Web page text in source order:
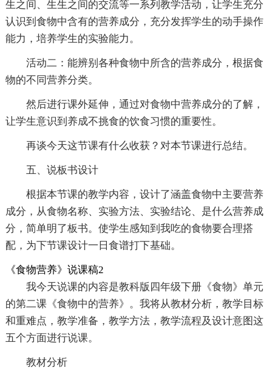
生之间、生生之间的交流等一系列教学活动，让学生充分
认识到食物中含有的营养成分，充分发挥学生的动手操作
能力，培养学生的实验能力。
活动二：能辨别各种食物中所含的营养成分，根据食
物的不同营养分类。
然后进行课外延伸，通过对食物中营养成分的了解，
让学生意识到养成不挑食的饮食习惯的重要性。
再谈今天这节课有什么收获？对本节课进行总结。
五、说板书设计
根据本节课的教学内容，设计了涵盖食物中主要营养
成分，从食物名称、实验方法、实验结论、是什么营养成
分，简单明了板书。使学生感知到我吃的食物要合理搭
配，为下节课设计一日食谱打下基础。
《食物营养》说课稿2
我今天说课的内容是教科版四年级下册《食物》单元
的第二课《食物中的营养》。我将从教材分析，教学目标
和重难点，教学准备，教学方法，教学流程及设计意图这
五个方面进行说课。
教材分析